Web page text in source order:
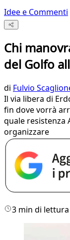
Idee e Commenti
Chi
del Golfo
di Fulvio
Il via libera di
fin dove vorrà
quale resistenza
organizzare
3 min di lettura